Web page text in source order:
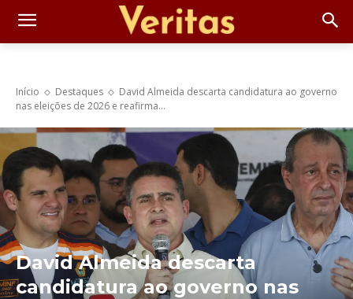
Início Destaques
David Almeida descarta candidatura ao governo
nas eleições de 2026 e reafirma...
David Almeida descarta
candidatura ao governo nas